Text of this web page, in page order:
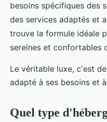
besoins spécifiques des
des services adaptés et
trouve la formule idéale
sereines et confortables
Le véritable luxe, c'est
adapté à ses besoins et
Quel type